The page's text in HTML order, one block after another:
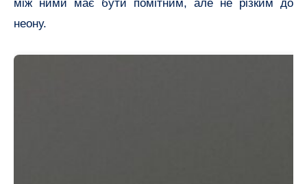
між ними має бути помітним, але не різким до
неону.